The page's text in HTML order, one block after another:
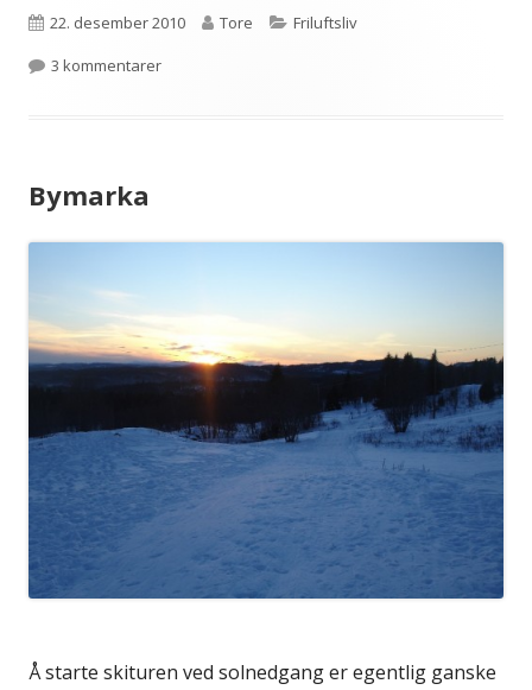
Publisert
22. desember 2010 Forfatter
Tore Kategorier
Friluftsliv
3 kommentarertil Mjåvassknuten
Bymarka
Å starte skituren ved solnedgang er egentlig ganske